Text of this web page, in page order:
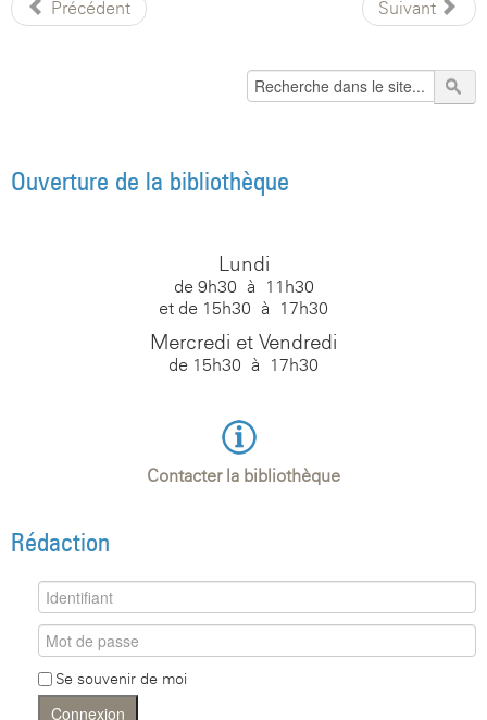
Précédent Suivant
Ouverture de la bibliothèque
Lundi
de 9h30 à 11h30
et de 15h30 à 17h30
Mercredi et Vendredi
de 15h30 à 17h30
Contacter la bibliothèque
Rédaction
Se souvenir de moi
Connexion